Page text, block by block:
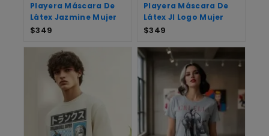
Playera Máscara De
Látex Jazmine Mujer
$349
Playera Máscara De
Látex Jl Logo Mujer
$349